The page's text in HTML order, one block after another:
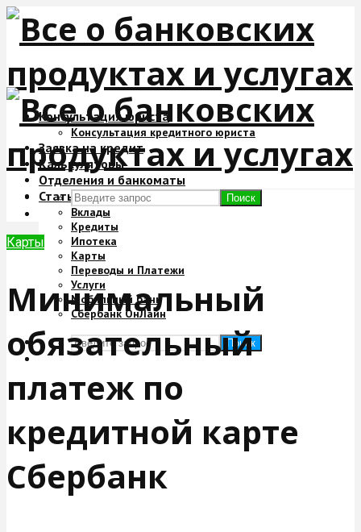
Консультация юриста
Консультация кредитного юриста
Заявка на кредит
Калькуляторы
Отделения и банкоматы
Статьи
Вклады
Кредиты
Ипотека
Карты
Переводы и Платежи
Услуги
Мобильный банк
Сбербанк ОнЛайн
Поиск
Поиск
Карты
Минимальный
обязательный
платеж по
кредитной карте
Сбербанк